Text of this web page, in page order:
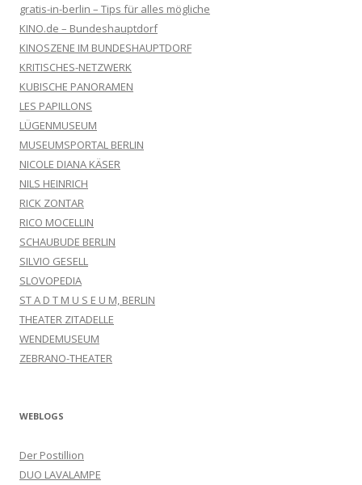
gratis-in-berlin – Tips für alles mögliche
KINO.de – Bundeshauptdorf
KINOSZENE IM BUNDESHAUPTDORF
KRITISCHES-NETZWERK
KUBISCHE PANORAMEN
LES PAPILLONS
LÜGENMUSEUM
MUSEUMSPORTAL BERLIN
NICOLE DIANA KÄSER
NILS HEINRICH
RICK ZONTAR
RICO MOCELLIN
SCHAUBUDE BERLIN
SILVIO GESELL
SLOVOPEDIA
ST A D T M U S E U M, BERLIN
THEATER ZITADELLE
WENDEMUSEUM
ZEBRANO-THEATER
WEBLOGS
Der Postillion
DUO LAVALAMPE